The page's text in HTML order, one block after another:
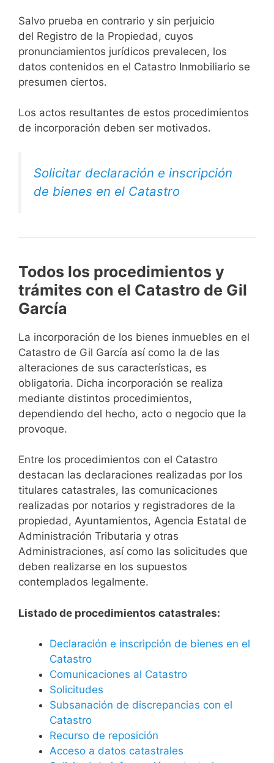
Salvo prueba en contrario y sin perjuicio
del Registro de la Propiedad, cuyos
pronunciamientos jurídicos prevalecen, los
datos contenidos en el Catastro Inmobiliario se
presumen ciertos.
Los actos resultantes de estos procedimientos
de incorporación deben ser motivados.
Solicitar declaración e inscripción
de bienes en el Catastro
Todos los procedimientos y
trámites con el Catastro de Gil
García
La incorporación de los bienes inmuebles en el
Catastro de Gil García así como la de las
alteraciones de sus características, es
obligatoria. Dicha incorporación se realiza
mediante distintos procedimientos,
dependiendo del hecho, acto o negocio que la
provoque.
Entre los procedimientos con el Catastro
destacan las declaraciones realizadas por los
titulares catastrales, las comunicaciones
realizadas por notarios y registradores de la
propiedad, Ayuntamientos, Agencia Estatal de
Administración Tributaria y otras
Administraciones, así como las solicitudes que
deben realizarse en los supuestos
contemplados legalmente.
Listado de procedimientos catastrales:
Declaración e inscripción de bienes en el
Catastro
Comunicaciones al Catastro
Solicitudes
Subsanación de discrepancias con el
Catastro
Recurso de reposición
Acceso a datos catastrales